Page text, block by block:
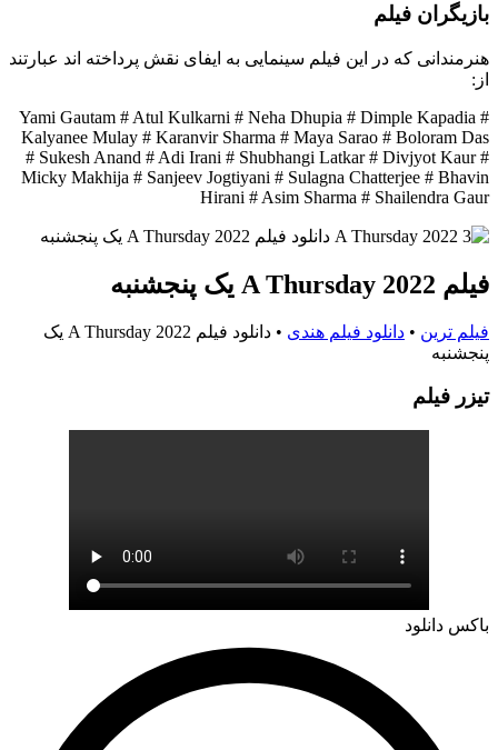
بازیگران فیلم
هنرمندانی که در این فیلم سینمایی به ایفای نقش پرداخته اند عبارتند
از:
Yami Gautam # Atul Kulkarni # Neha Dhupia # Dimple Kapadia #
Kalyanee Mulay # Karanvir Sharma # Maya Sarao # Boloram Das
# Sukesh Anand # Adi Irani # Shubhangi Latkar # Divjyot Kaur #
Micky Makhija # Sanjeev Jogtiyani # Sulagna Chatterjee # Bhavin
Hirani # Asim Sharma # Shailendra Gaur
فیلم A Thursday 2022 یک پنجشنبه
فیلم ترین • دانلود فیلم هندی •
دانلود فیلم A Thursday 2022 یک
پنجشنبه
تيزر فيلم
باکس دانلود